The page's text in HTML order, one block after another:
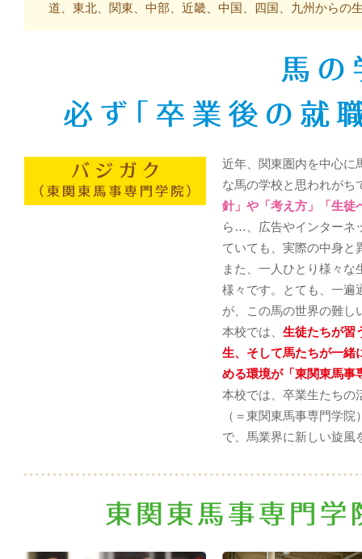
道、東北、関東、中部、近畿、中国、四国、九州からの
近年、関東圏内を中心に
な馬の学校と思われがち
針」や「考え方」「生徒
ら…、広告やインターネ
ていても、実際の中身と
また、一人ひとり様々
様々です。とても、一遍
が、この馬の世界の難し
本校では、 生徒たちが習
生、そして馬たちが一緒
める環境が「東関東馬事
本校では、卒業生たちの
（＝東関東馬事専門学
で、馬業界に新しい旋風